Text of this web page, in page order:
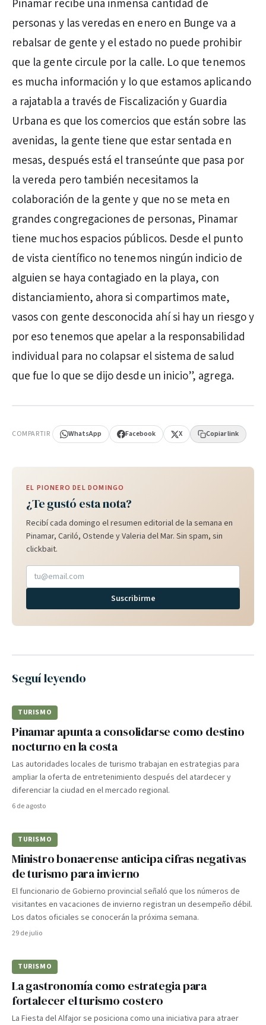
Pinamar recibe una inmensa cantidad de
personas y las veredas en enero en Bunge va a
rebalsar de gente y el estado no puede prohibir
que la gente circule por la calle. Lo que tenemos
es mucha información y lo que estamos aplicando
a rajatabla a través de Fiscalización y Guardia
Urbana es que los comercios que están sobre las
avenidas, la gente tiene que estar sentada en
mesas, después está el transeúnte que pasa por
la vereda pero también necesitamos la
colaboración de la gente y que no se meta en
grandes congregaciones de personas, Pinamar
tiene muchos espacios públicos. Desde el punto
de vista científico no tenemos ningún indicio de
alguien se haya contagiado en la playa, con
distanciamiento, ahora si compartimos mate,
vasos con gente desconocida ahí si hay un riesgo y
por eso tenemos que apelar a la responsabilidad
individual para no colapsar el sistema de salud
que fue lo que se dijo desde un inicio”, agrega.
COMPARTIR WhatsApp Facebook X Copiar link
EL PIONERO DEL DOMINGO
¿Te gustó esta nota?
Recibí cada domingo el resumen editorial de la semana en
Pinamar, Cariló, Ostende y Valeria del Mar. Sin spam, sin
clickbait.
Suscribirme
Seguí leyendo
TURISMO
Pinamar apunta a consolidarse como destino
nocturno en la costa
Las autoridades locales de turismo trabajan en estrategias para
ampliar la oferta de entretenimiento después del atardecer y
diferenciar la ciudad en el mercado regional.
6 de agosto
TURISMO
Ministro bonaerense anticipa cifras negativas
de turismo para invierno
El funcionario de Gobierno provincial señaló que los números de
visitantes en vacaciones de invierno registran un desempeño débil.
Los datos oficiales se conocerán la próxima semana.
29 de julio
TURISMO
La gastronomía como estrategia para
fortalecer el turismo costero
La Fiesta del Alfajor se posiciona como una iniciativa para atraer